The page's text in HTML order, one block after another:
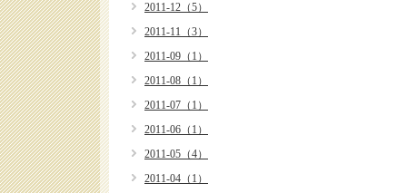
2011-12（5）
2011-11（3）
2011-09（1）
2011-08（1）
2011-07（1）
2011-06（1）
2011-05（4）
2011-04（1）